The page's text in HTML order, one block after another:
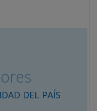
DEL PAÍS